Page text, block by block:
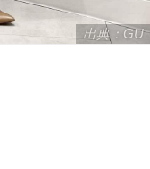
出典：GU